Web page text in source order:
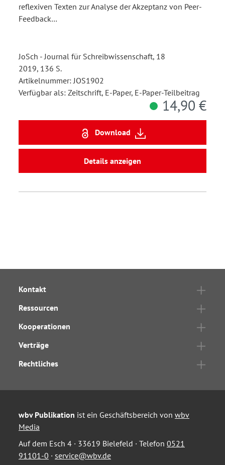
reflexiven Texten zur Analyse der Akzeptanz von Peer-
Feedback…
JoSch - Journal für Schreibwissenschaft, 18
2019, 136 S.
Artikelnummer: JOS1902
Verfügbar als: Zeitschrift, E-Paper, E-Paper-Teilbeitrag
14,90 €
Download
Details anzeigen
Kontakt
Ressourcen
Kooperationen
Verträge
Rechtliches
wbv Publikation ist ein Geschäftsbereich von wbv
Media
Auf dem Esch 4 · 33619 Bielefeld · Telefon 0521
91101-0 · service@wbv.de